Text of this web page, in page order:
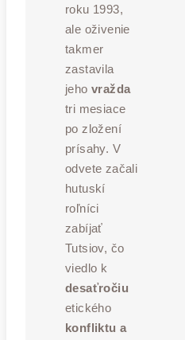
roku 1993,
ale oživenie
takmer
zastavila
jeho vražda
tri mesiace
po zložení
prísahy. V
odvete začali
hutuskí
roľníci
zabíjať
Tutsiov, čo
viedlo k
desaťročiu
etického
konfliktu a